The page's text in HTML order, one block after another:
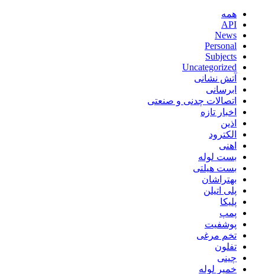
همه
API
News
Personal
Subjects
Uncategorized
آتش نشانی
ابرسانی
اتصالات چدنی و صنعتی
اخبار تازه
اذین
الکترود
اهنی
بست لوله
بست هیلتی
بهتراشان
پلی اتیلن
پلیکا
پمپ
پوشفیت
تخم مرغی
تفلون
چینی
خمیر لوله